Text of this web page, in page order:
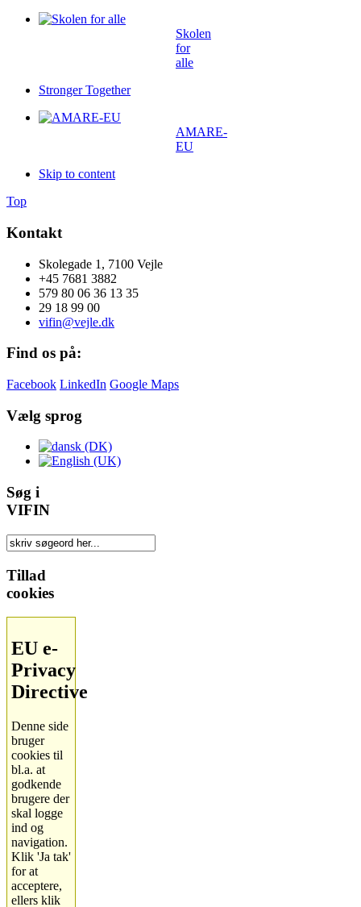
Skolen
for
alle
Stronger Together
AMARE-
EU
Skip to content
Top
Kontakt
Skolegade 1, 7100 Vejle
+45 7681 3882
579 80 06 36 13 35
29 18 99 00
vifin@vejle.dk
Find os på:
Facebook LinkedIn Google Maps
Vælg sprog
Søg i
VIFIN
Tillad
cookies
EU e-
Privacy
Directive
Denne side
bruger
cookies til
bl.a. at
godkende
brugere der
skal logge
ind og
navigation.
Klik 'Ja tak'
for at
acceptere,
ellers klik